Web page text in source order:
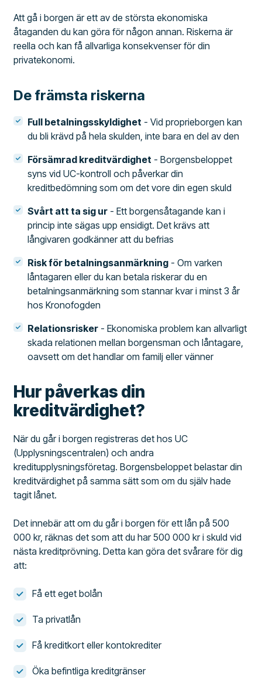
Att gå i borgen är ett av de största ekonomiska
åtaganden du kan göra för någon annan. Riskerna är
reella och kan få allvarliga konsekvenser för din
privatekonomi.
De främsta riskerna
Full betalningsskyldighet - Vid proprieborgen kan
du bli krävd på hela skulden, inte bara en del av den
Försämrad kreditvärdighet - Borgensbeloppet
syns vid UC-kontroll och påverkar din
kreditbedömning som om det vore din egen skuld
Svårt att ta sig ur - Ett borgensåtagande kan i
princip inte sägas upp ensidigt. Det krävs att
långivaren godkänner att du befrias
Risk för betalningsanmärkning - Om varken
låntagaren eller du kan betala riskerar du en
betalningsanmärkning som stannar kvar i minst 3 år
hos Kronofogden
Relationsrisker - Ekonomiska problem kan allvarligt
skada relationen mellan borgensman och låntagare,
oavsett om det handlar om familj eller vänner
Hur påverkas din
kreditvärdighet?
När du går i borgen registreras det hos UC
(Upplysningscentralen) och andra
kreditupplysningsföretag. Borgensbeloppet belastar din
kreditvärdighet på samma sätt som om du själv hade
tagit lånet.
Det innebär att om du går i borgen för ett lån på 500
000 kr, räknas det som att du har 500 000 kr i skuld vid
nästa kreditprövning. Detta kan göra det svårare för dig
att:
Få ett eget bolån
Ta privatlån
Få kreditkort eller kontokrediter
Öka befintliga kreditgränser